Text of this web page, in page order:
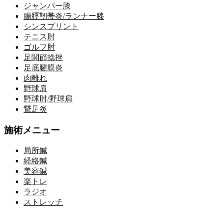
ジャンパー膝
腸脛靭帯炎/ランナー膝
シンスプリント
テニス肘
ゴルフ肘
足関節捻挫
足底腱膜炎
肉離れ
野球肩
野球肘/野球肩
鵞足炎
施術メニュー
局所鍼
経絡鍼
美容鍼
楽トレ
ラジオ
ストレッチ